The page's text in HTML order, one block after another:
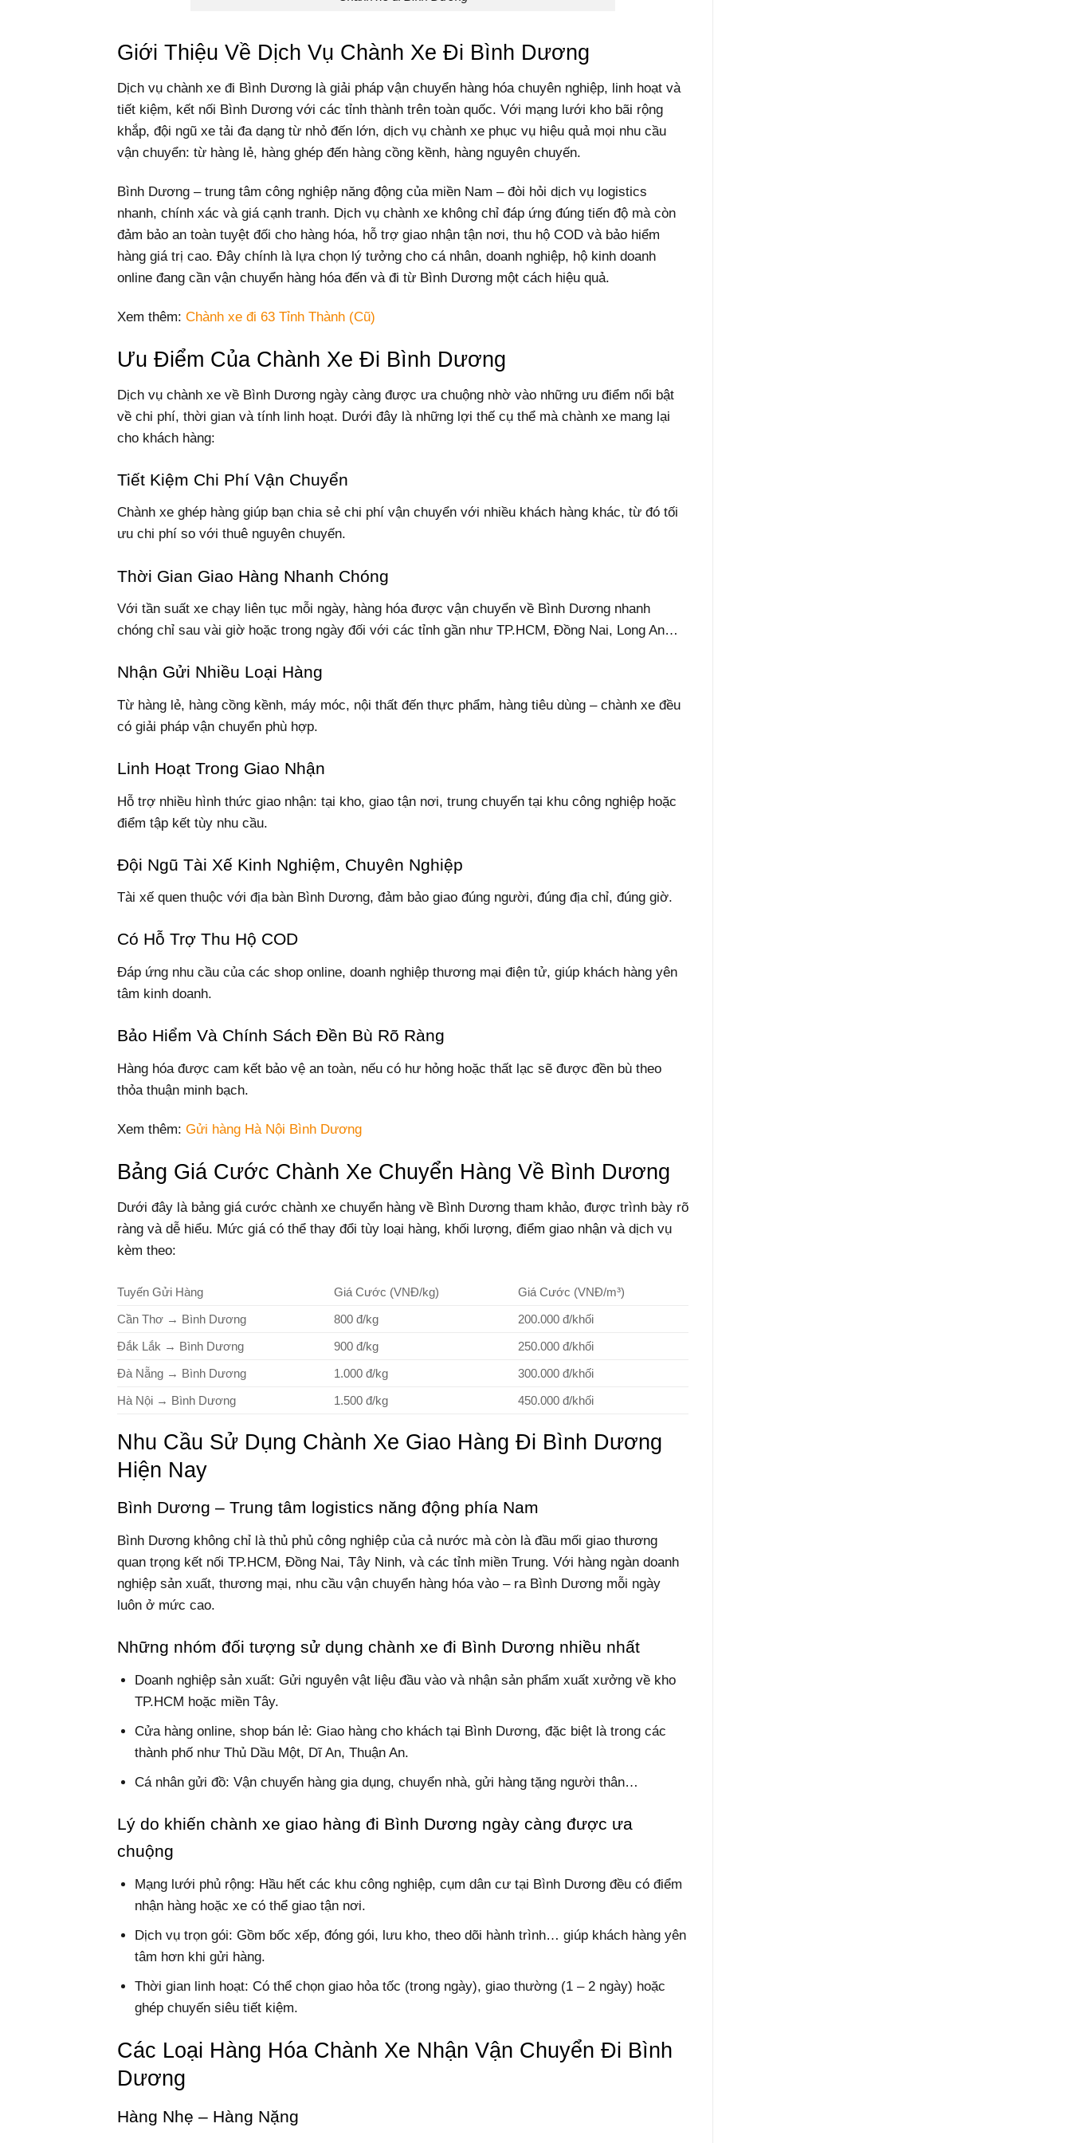
Giới Thiệu Về Dịch Vụ Chành Xe Đi Bình Dương
Dịch vụ chành xe đi Bình Dương là giải pháp vận chuyển hàng hóa chuyên nghiệp, linh hoạt và
tiết kiệm, kết nối Bình Dương với các tỉnh thành trên toàn quốc. Với mạng lưới kho bãi rộng
khắp, đội ngũ xe tải đa dạng từ nhỏ đến lớn, dịch vụ chành xe phục vụ hiệu quả mọi nhu cầu
vận chuyển: từ hàng lẻ, hàng ghép đến hàng cồng kềnh, hàng nguyên chuyến.
Bình Dương – trung tâm công nghiệp năng động của miền Nam – đòi hỏi dịch vụ logistics
nhanh, chính xác và giá cạnh tranh. Dịch vụ chành xe không chỉ đáp ứng đúng tiến độ mà còn
đảm bảo an toàn tuyệt đối cho hàng hóa, hỗ trợ giao nhận tận nơi, thu hộ COD và bảo hiểm
hàng giá trị cao. Đây chính là lựa chọn lý tưởng cho cá nhân, doanh nghiệp, hộ kinh doanh
online đang cần vận chuyển hàng hóa đến và đi từ Bình Dương một cách hiệu quả.
Xem thêm: Chành xe đi 63 Tỉnh Thành (Cũ)
Ưu Điểm Của Chành Xe Đi Bình Dương
Dịch vụ chành xe về Bình Dương ngày càng được ưa chuộng nhờ vào những ưu điểm nổi bật
về chi phí, thời gian và tính linh hoạt. Dưới đây là những lợi thế cụ thể mà chành xe mang lại
cho khách hàng:
Tiết Kiệm Chi Phí Vận Chuyển
Chành xe ghép hàng giúp bạn chia sẻ chi phí vận chuyển với nhiều khách hàng khác, từ đó tối
ưu chi phí so với thuê nguyên chuyến.
Thời Gian Giao Hàng Nhanh Chóng
Với tần suất xe chạy liên tục mỗi ngày, hàng hóa được vận chuyển về Bình Dương nhanh
chóng chỉ sau vài giờ hoặc trong ngày đối với các tỉnh gần như TP.HCM, Đồng Nai, Long An…
Nhận Gửi Nhiều Loại Hàng
Từ hàng lẻ, hàng cồng kềnh, máy móc, nội thất đến thực phẩm, hàng tiêu dùng – chành xe đều
có giải pháp vận chuyển phù hợp.
Linh Hoạt Trong Giao Nhận
Hỗ trợ nhiều hình thức giao nhận: tại kho, giao tận nơi, trung chuyển tại khu công nghiệp hoặc
điểm tập kết tùy nhu cầu.
Đội Ngũ Tài Xế Kinh Nghiệm, Chuyên Nghiệp
Tài xế quen thuộc với địa bàn Bình Dương, đảm bảo giao đúng người, đúng địa chỉ, đúng giờ.
Có Hỗ Trợ Thu Hộ COD
Đáp ứng nhu cầu của các shop online, doanh nghiệp thương mại điện tử, giúp khách hàng yên
tâm kinh doanh.
Bảo Hiểm Và Chính Sách Đền Bù Rõ Ràng
Hàng hóa được cam kết bảo vệ an toàn, nếu có hư hỏng hoặc thất lạc sẽ được đền bù theo
thỏa thuận minh bạch.
Xem thêm: Gửi hàng Hà Nội Bình Dương
Bảng Giá Cước Chành Xe Chuyển Hàng Về Bình Dương
Dưới đây là bảng giá cước chành xe chuyển hàng về Bình Dương tham khảo, được trình bày rõ
ràng và dễ hiểu. Mức giá có thể thay đổi tùy loại hàng, khối lượng, điểm giao nhận và dịch vụ
kèm theo:
Tuyến Gửi Hàng Giá Cước (VNĐ/kg)
Giá Cước (VNĐ/m³)
Cần Thơ → Bình Dương
800 đ/kg
200.000 đ/khối
Đắk Lắk → Bình Dương
900 đ/kg
250.000 đ/khối
Đà Nẵng → Bình Dương
1.000 đ/kg
300.000 đ/khối
Hà Nội → Bình Dương
1.500 đ/kg 450.000 đ/khối
Nhu Cầu Sử Dụng Chành Xe Giao Hàng Đi Bình Dương
Hiện Nay
Bình Dương – Trung tâm logistics năng động phía Nam
Bình Dương không chỉ là thủ phủ công nghiệp của cả nước mà còn là đầu mối giao thương
quan trọng kết nối TP.HCM, Đồng Nai, Tây Ninh, và các tỉnh miền Trung. Với hàng ngàn doanh
nghiệp sản xuất, thương mại, nhu cầu vận chuyển hàng hóa vào – ra Bình Dương mỗi ngày
luôn ở mức cao.
Những nhóm đối tượng sử dụng chành xe đi Bình Dương nhiều nhất
Doanh nghiệp sản xuất: Gửi nguyên vật liệu đầu vào và nhận sản phẩm xuất xưởng về kho
TP.HCM hoặc miền Tây.
Cửa hàng online, shop bán lẻ: Giao hàng cho khách tại Bình Dương, đặc biệt là trong các
thành phố như Thủ Dầu Một, Dĩ An, Thuận An.
Cá nhân gửi đồ: Vận chuyển hàng gia dụng, chuyển nhà, gửi hàng tặng người thân…
Lý do khiến chành xe giao hàng đi Bình Dương ngày càng được ưa
chuộng
Mạng lưới phủ rộng: Hầu hết các khu công nghiệp, cụm dân cư tại Bình Dương đều có điểm
nhận hàng hoặc xe có thể giao tận nơi.
Dịch vụ trọn gói: Gồm bốc xếp, đóng gói, lưu kho, theo dõi hành trình… giúp khách hàng yên
tâm hơn khi gửi hàng.
Thời gian linh hoạt: Có thể chọn giao hỏa tốc (trong ngày), giao thường (1 – 2 ngày) hoặc
ghép chuyến siêu tiết kiệm.
Các Loại Hàng Hóa Chành Xe Nhận Vận Chuyển Đi Bình
Dương
Hàng Nhẹ – Hàng Nặng